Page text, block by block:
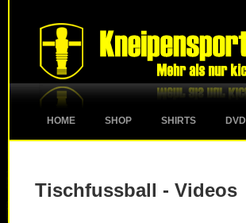
HOME SHOP SHIRTS DVD
Tischfussball - Videos